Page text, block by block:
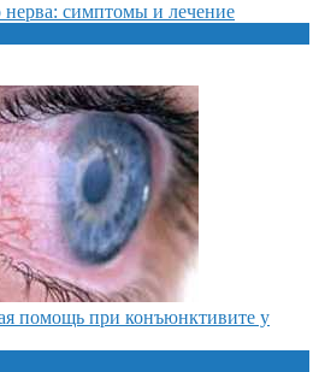
симптомы и лечение
помощь при конъюнктивите у